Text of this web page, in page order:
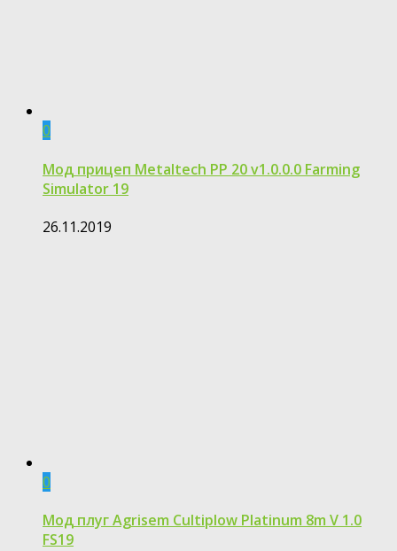
0
Мод прицеп Metaltech PP 20 v1.0.0.0 Farming
Simulator 19
26.11.2019
0
Мод плуг Agrisem Cultiplow Platinum 8m V 1.0
FS19